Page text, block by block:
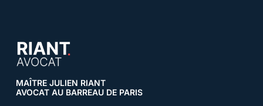
MAÎTRE JULIEN RIANT
AVOCAT AU BARREAU DE PARIS